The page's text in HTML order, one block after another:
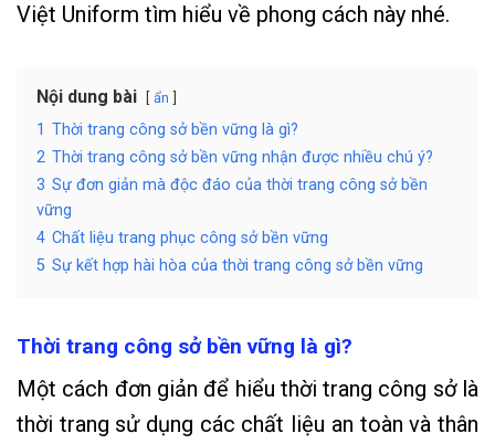
Việt Uniform tìm hiểu về phong cách này nhé.
Nội dung bài ẩn
1 Thời trang công sở bền vững là gì?
2 Thời trang công sở bền vững nhận được nhiều chú ý?
3 Sự đơn giản mà độc đáo của thời trang công sở bền
vững
4 Chất liệu trang phục công sở bền vững
5 Sự kết hợp hài hòa của thời trang công sở bền vững
Thời trang công sở bền vững là gì?
Một cách đơn giản để hiểu thời trang công sở là
thời trang sử dụng các chất liệu an toàn và thân